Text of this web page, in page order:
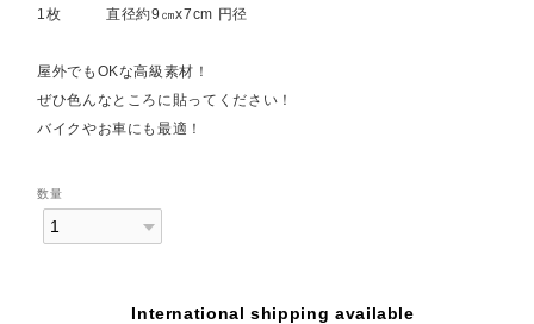
1枚 直径約9㎝x7cm 円径
屋外でもOKな高級素材！
ぜひ色んなところに貼ってください！
バイクやお車にも最適！
数量
International shipping available